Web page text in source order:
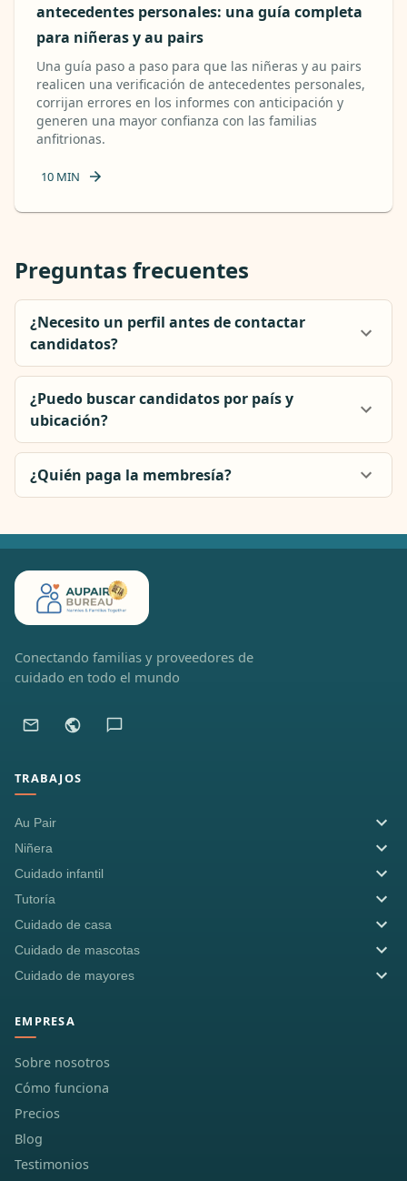
antecedentes personales: una guía completa
para niñeras y au pairs
Una guía paso a paso para que las niñeras y au pairs
realicen una verificación de antecedentes personales,
corrijan errores en los informes con anticipación y
generen una mayor confianza con las familias
anfitrionas.
10 MIN
Preguntas frecuentes
¿Necesito un perfil antes de contactar
candidatos?
¿Puedo buscar candidatos por país y
ubicación?
¿Quién paga la membresía?
Conectando familias y proveedores de
cuidado en todo el mundo
TRABAJOS
Au Pair
Niñera
Cuidado infantil
Tutoría
Cuidado de casa
Cuidado de mascotas
Cuidado de mayores
EMPRESA
Sobre nosotros
Cómo funciona
Precios
Blog
Testimonios